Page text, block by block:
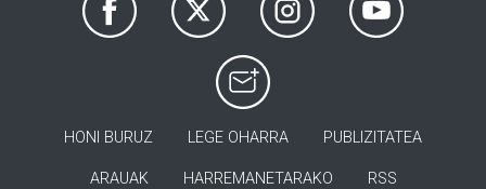
HONI BURUZ LEGE OHARRA PUBLIZITATEA
ARAUAK HARREMANETARAKO RSS